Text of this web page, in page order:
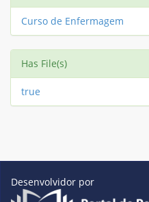
Curso de Enfermagem
Has File(s)
true
Desenvolvidor por